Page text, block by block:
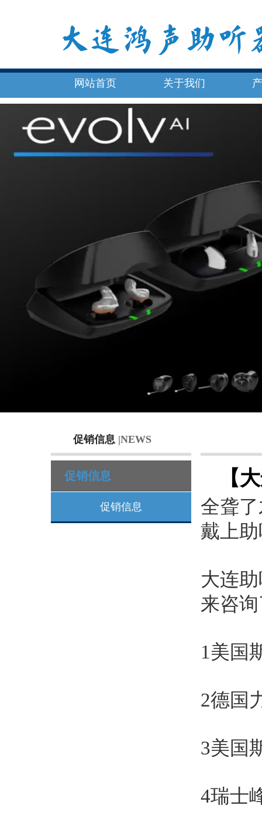
网站首页 关于我们
促销信息 |NEWS
促销信息
促销信息
【
全聋
戴上
大连
来咨
1美国
2德国
3美国
4瑞士